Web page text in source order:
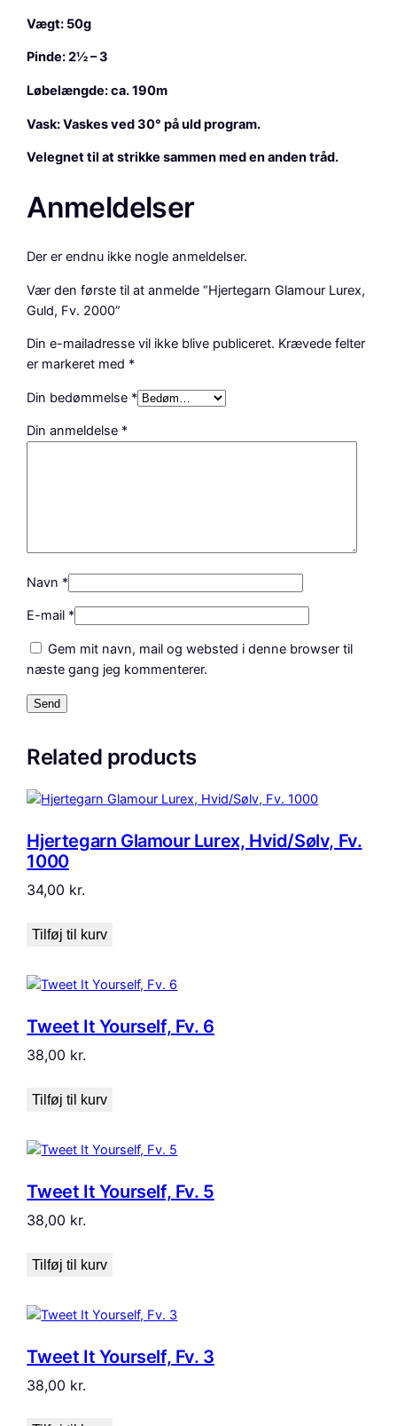
o
u
L
r
e
G
l
,
F
v
0
0
Vægt: 50g
Pinde: 2½ – 3
Løbelængde: ca. 190m
Vask: Vaskes ved 30° på uld program.
Velegnet til at strikke sammen med en anden tråd.
Anmeldelser
Der er endnu ikke nogle anmeldelser.
Vær den første til at anmelde “Hjertegarn Glamour Lurex,
Guld, Fv. 2000”
Din e-mailadresse vil ikke blive publiceret. Krævede felter
er markeret med *
Din bedømmelse *
Din anmeldelse *
Navn *
E-mail *
Gem mit navn, mail og websted i denne browser til
næste gang jeg kommenterer.
Related products
Hjertegarn Glamour Lurex, Hvid/Sølv, Fv.
1000
34,00 kr.
Tilføj til kurv
Tweet It Yourself, Fv. 6
38,00 kr.
Tilføj til kurv
Tweet It Yourself, Fv. 5
38,00 kr.
Tilføj til kurv
Tweet It Yourself, Fv. 3
38,00 kr.